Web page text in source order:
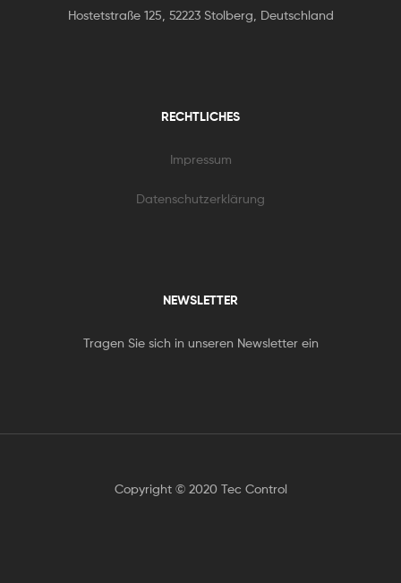
Hostetstraße 125, 52223 Stolberg, Deutschland
RECHTLICHES
Impressum
Datenschutzerklärung
NEWSLETTER
Tragen Sie sich in unseren Newsletter ein
Copyright © 2020 Tec Control